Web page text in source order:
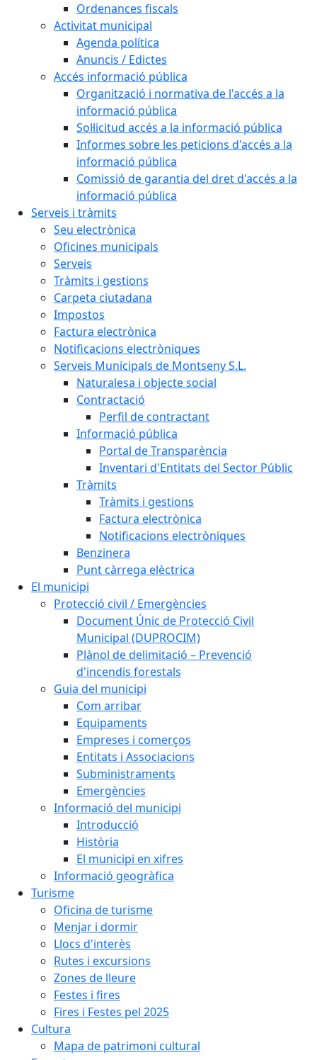
Ordenances fiscals
Activitat municipal
Agenda política
Anuncis / Edictes
Accés informació pública
Organització i normativa de l'accés a la
informació pública
Sol·licitud accés a la informació pública
Informes sobre les peticions d'accés a la
informació pública
Comissió de garantia del dret d'accés a la
informació pública
Serveis i tràmits
Seu electrònica
Oficines municipals
Serveis
Tràmits i gestions
Carpeta ciutadana
Impostos
Factura electrònica
Notificacions electròniques
Serveis Municipals de Montseny S.L.
Naturalesa i objecte social
Contractació
Perfil de contractant
Informació pública
Portal de Transparència
Inventari d'Entitats del Sector Públic
Tràmits
Tràmits i gestions
Factura electrònica
Notificacions electròniques
Benzinera
Punt càrrega elèctrica
El municipi
Protecció civil / Emergències
Document Únic de Protecció Civil
Municipal (DUPROCIM)
Plànol de delimitació – Prevenció
d'incendis forestals
Guia del municipi
Com arribar
Equipaments
Empreses i comerços
Entitats i Associacions
Subministraments
Emergències
Informació del municipi
Introducció
Història
El municipi en xifres
Informació geogràfica
Turisme
Oficina de turisme
Menjar i dormir
Llocs d'interès
Rutes i excursions
Zones de lleure
Festes i fires
Fires i Festes pel 2025
Cultura
Mapa de patrimoni cultural